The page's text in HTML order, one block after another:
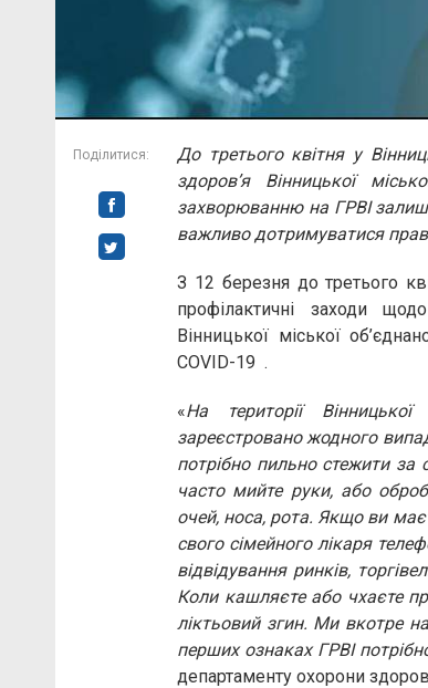
Поділитися:
До третього квітня у
здоров’я Вінницької
захворюванню на ГРВІ
важливо дотримуватися
З 12 березня до третього
профілактичні заходи
Вінницької міської
СОVID-19 .
«На території
зареєстровано жодного
потрібно пильно стежити за
часто мийте руки, або
очей, носа, рота. Якщо ви
свого сімейного лікаря
відвідування ринків,
Коли кашляєте або чхаєте
ліктьовий згин. Ми вкотре
перших ознаках ГРВІ
департаменту охорони